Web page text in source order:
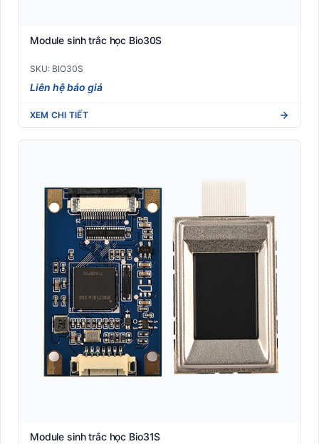
Module sinh trắc học Bio30S
SKU: BIO30S
Liên hệ báo giá
XEM CHI TIẾT
Module sinh trắc học Bio31S